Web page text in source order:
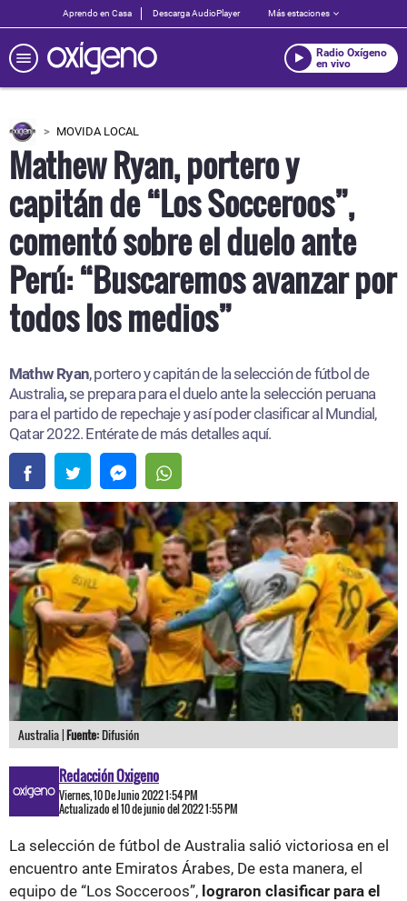
Aprendo en Casa Descarga AudioPlayer Más estaciones
Radio Oxígeno
en vivo
MOVIDA LOCAL
Mathew Ryan, portero y
capitán de “Los Socceroos”,
comentó sobre el duelo ante
Perú: “Buscaremos avanzar por
todos los medios”
Mathw Ryan, portero y capitán de la selección de fútbol de
Australia,se prepara para el duelo ante la selección peruana
para el partido de repechaje y así poder clasificar al Mundial,
Qatar 2022. Entérate de más detalles aquí.
Australia |Fuente:Difusión
Redacción Oxigeno
Viernes, 10 De Junio 2022 1:54 PM
Actualizado el 10 de junio del 2022 1:55 PM
La selección de fútbol de Australia salió victoriosa en el
encuentro ante Emiratos Árabes, De esta manera, el
equipo de “Los Socceroos”, lograron clasificar para el